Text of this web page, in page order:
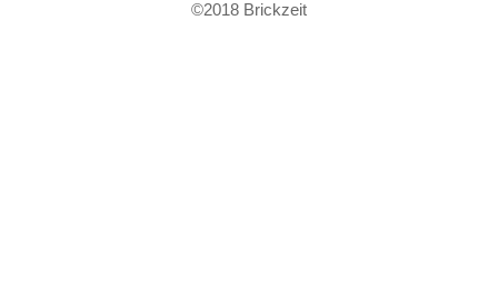
©2018 Brickzeit